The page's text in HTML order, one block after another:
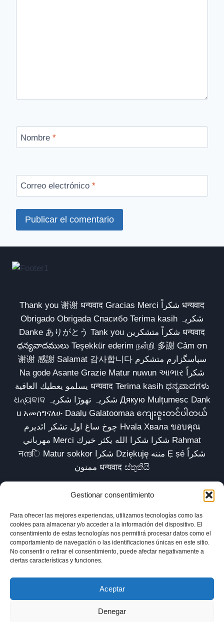
Gestionar consentimiento
Para ofrecer las mejores experiencias, utilizamos tecnologías como las
cookies para almacenar y/o acceder a la información del dispositivo. El
consentimiento de estas tecnologías nos permitirá procesar datos como el
comportamiento de navegación o las identificaciones únicas en este sitio.
No consentir o retirar el consentimiento, puede afectar negativamente a
ciertas características y funciones.
Aceptar
Denegar
Nombre *
Correo electrónico *
Thank you 谢谢 धन्यवाद Gracias Merci شكراً धन्यवाद
Obrigado Obrigada Спасибо Terima kasih شکریہ
Danke ありがとう Tank you شكراً متشكرين धन्यवाद
ధన్యవాదములు Teşekkür ederim நன்றி 多謝 Cảm ơn
谢谢 感謝 Salamat 감사합니다 سپاسگزارم متشکرم
Na gode Asante Grazie Matur nuwun આભાર شكراً
يسلمو يعطيك العافية धन्यवाद Terima kasih ಧನ್ಯವಾದಗಳು
ଧନ୍ୟବାଦ شکریہ تھوڑا شکریہ Дякую Mulțumesc Dank
u አመሰግናለሁ Daalụ Galatoomaa ကျေးဇူးတင်ပါတယ်
چوخ ساغ اول تشکر ائدیرم Hvala Хвала ขอบคุณ
مهرباني Merci شكرا شكرا الله يكثر خيرك Rahmat
नന്ദि Matur sokkor شكرا Dziękuję مننه Ẹ ṣé شكراً
ممنون धन्यवाद ස්තුතියි
Inicio Biblioteca Parábolas TV
Comunidad
Esencia
Blog
Política de privacidad
Aviso legal
Política de cookies (UE)